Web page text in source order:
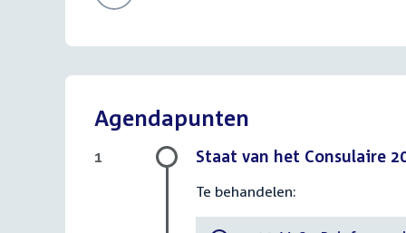
Agendapunten
Staat van het Consulaire
Te behandelen:
1